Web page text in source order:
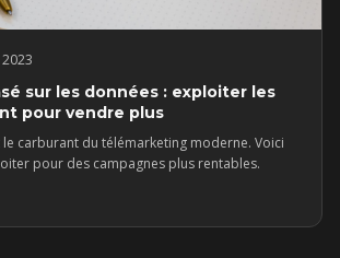
sur les données : exploiter les
pour vendre plus
le carburant du télémarketing moderne. Voici
pour des campagnes plus rentables.